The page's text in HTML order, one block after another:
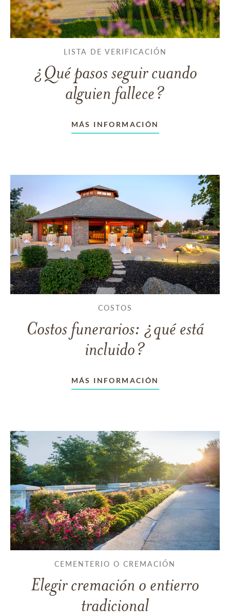
LISTA DE VERIFICACIÓN
¿Qué pasos seguir cuando
alguien fallece?
MÁS INFORMACIÓN
COSTOS
Costos funerarios: ¿qué está
incluido?
MÁS INFORMACIÓN
CEMENTERIO O CREMACIÓN
Elegir cremación o entierro
tradicional